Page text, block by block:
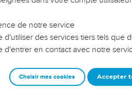
reviennent sur les erreurs
avec plus de sagesse afin que leurs
une équipe, un groupe ou une
de notre service
d'utiliser des services tiers tels que
d'entrer en contact avec notre
Choisir mes cookies Accepter